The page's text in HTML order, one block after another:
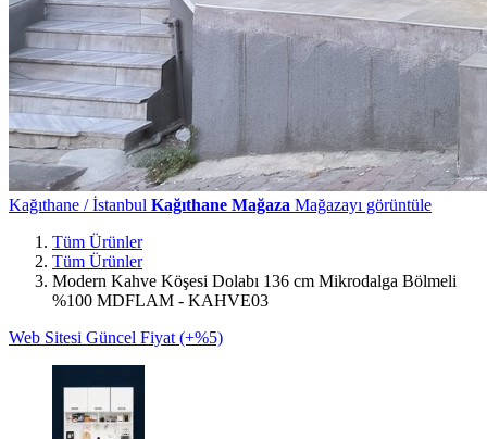
Kağıthane / İstanbul Kağıthane Mağaza Mağazayı görüntüle
Tüm Ürünler
Tüm Ürünler
Modern Kahve Köşesi Dolabı 136 cm Mikrodalga Bölmeli
%100 MDFLAM - KAHVE03
Web Sitesi Güncel Fiyat (+%5)